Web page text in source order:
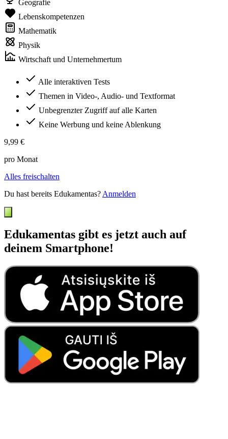
Geografie
Lebenskompetenzen
Mathematik
Physik
Wirtschaft und Unternehmertum
Alle interaktiven Tests
Themen in Video-, Audio- und Textformat
Unbegrenzter Zugriff auf alle Karten
Keine Werbung und keine Ablenkung
9,99 €
pro Monat
Alles freischalten
Du hast bereits Edukamentas? Anmelden
Edukamentas gibt es jetzt auch auf
deinem Smartphone!